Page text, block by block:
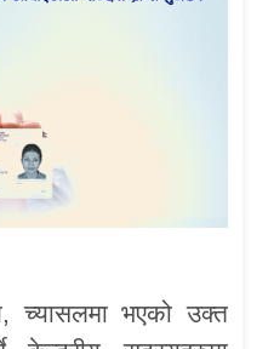
च्यासलमा भएको उक्त